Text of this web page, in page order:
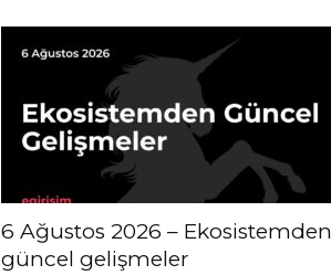
6 Ağustos 2026 – Ekosistemden
güncel gelişmeler